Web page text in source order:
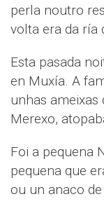
perla noutro
volta era da ría
Esta pasada
en Muxía. A
unhas ameixas
Merexo,
Foi a pequena
pequena que
ou un anaco